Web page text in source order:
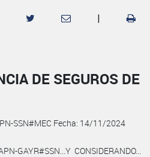
|
DE SEGUROS DE
SSN#MEC Fecha: 14/11/2024
GAYR#SSN...Y CONSIDERANDO...